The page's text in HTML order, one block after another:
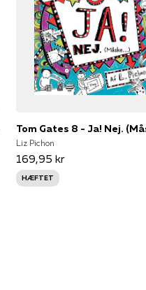
Tom Gates 8 - Ja! Nej.
Liz Pichon
169,95 kr
HÆFTET